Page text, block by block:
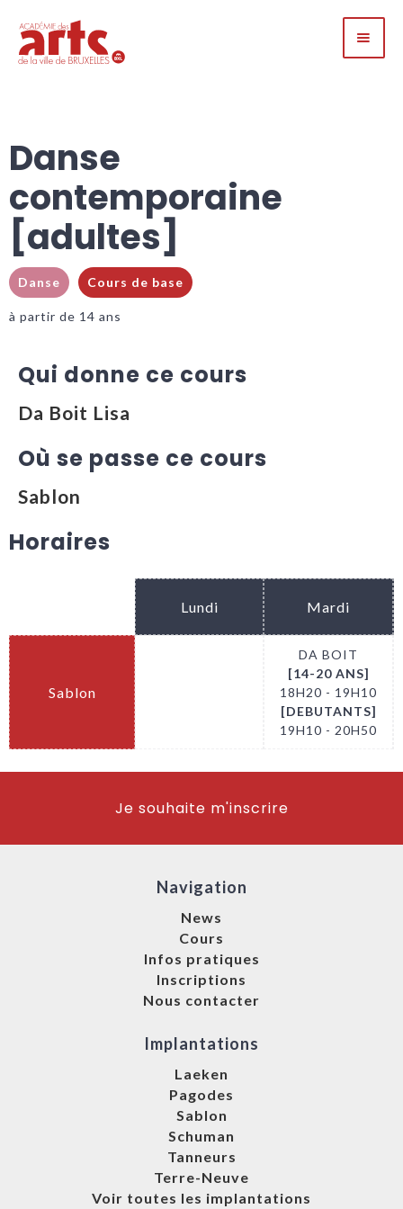
Danse
contemporaine
[adultes]
Danse Cours de base
à partir de 14 ans
Qui donne ce cours
Da Boit Lisa
Où se passe ce cours
Sablon
Horaires
Lundi Mardi
Sablon
DA BOIT
[14-20 ANS]
18H20 - 19H10
[DEBUTANTS]
19H10 - 20H50
Je souhaite m'inscrire
Navigation
News
Cours
Infos pratiques
Inscriptions
Nous contacter
Implantations
Laeken
Pagodes
Sablon
Schuman
Tanneurs
Terre-Neuve
Voir toutes les implantations